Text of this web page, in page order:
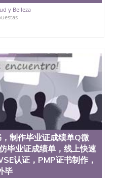
y Belleza
制作毕业证成绩单Q微
毕业证成绩单，线上快速
认证，PMP证书制作，
毕